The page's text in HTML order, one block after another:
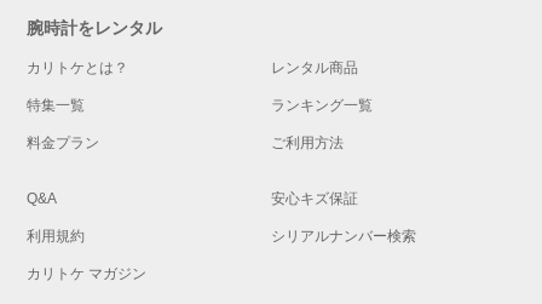
腕時計をレンタル
カリトケとは？ レンタル商品
特集一覧 ランキング一覧
料金プラン ご利用方法
Q&A 安心キズ保証
利用規約 シリアルナンバー検索
カリトケ マガジン